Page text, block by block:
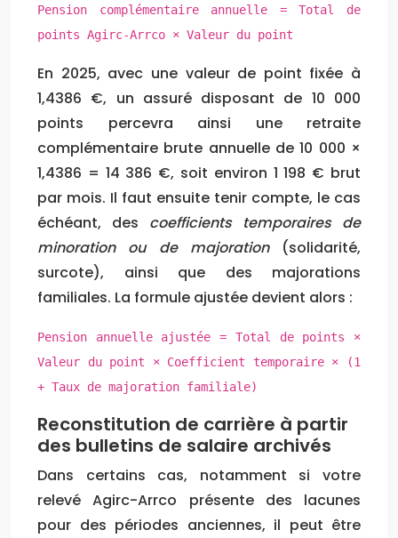
Pension complémentaire annuelle = Total de
points Agirc-Arrco × Valeur du point
En 2025, avec une valeur de point fixée à
1,4386 €, un assuré disposant de 10 000
points percevra ainsi une retraite
complémentaire brute annuelle de 10 000 ×
1,4386 = 14 386 €, soit environ 1 198 € brut
par mois. Il faut ensuite tenir compte, le cas
échéant, des coefficients temporaires de
minoration ou de majoration(solidarité,
surcote), ainsi que des majorations
familiales. La formule ajustée devient alors :
Pension annuelle ajustée = Total de points ×
Valeur du point × Coefficient temporaire × (1
+ Taux de majoration familiale)
Reconstitution de carrière à partir
des bulletins de salaire archivés
Dans certains cas, notamment si votre
relevé Agirc-Arrco présente des lacunes
pour des périodes anciennes, il peut être